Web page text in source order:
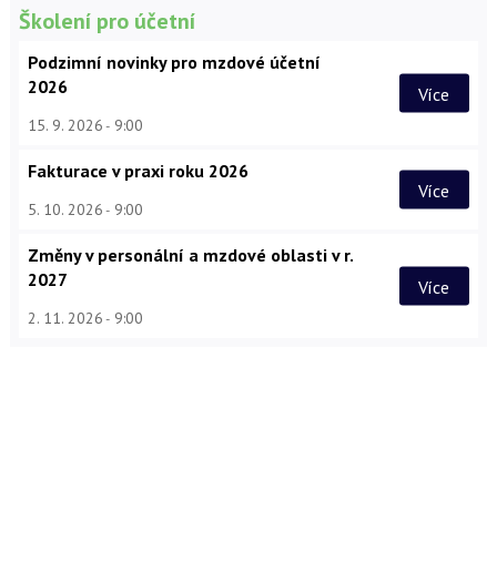
Školení pro účetní
Podzimní novinky pro mzdové účetní
2026
15. 9. 2026 9:00
Více
Fakturace v praxi roku 2026
5. 10. 2026 9:00
Více
Změny v personální a mzdové oblasti v r.
2027
2. 11. 2026 9:00
Více